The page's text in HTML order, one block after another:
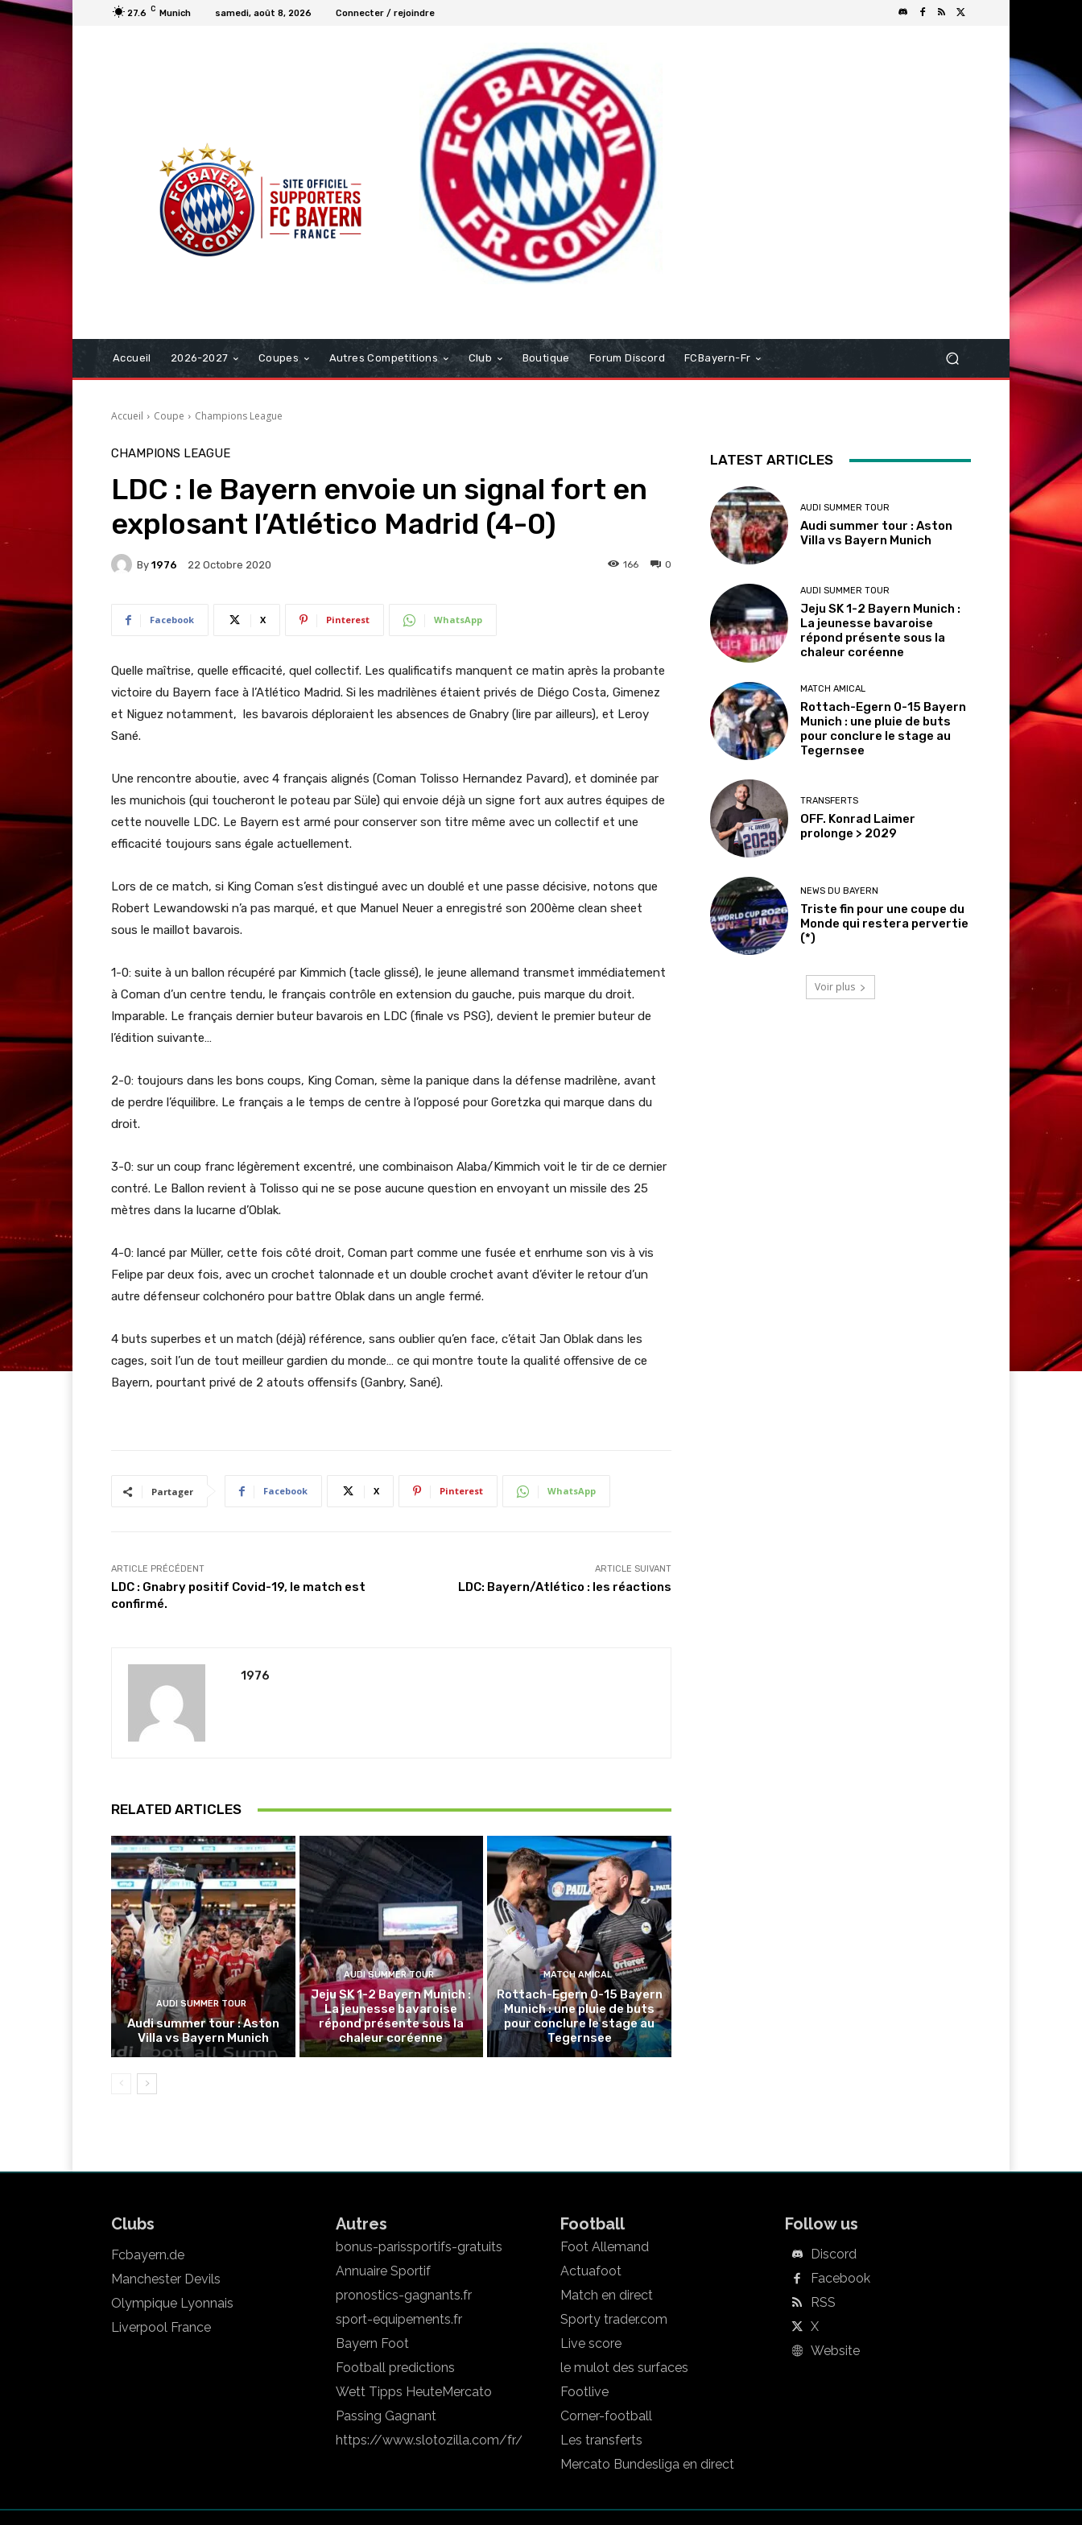
27.6 C Munich samedi, août 8, 2026 Connecter / rejoindre
Accueil 2026-2027 Coupes Autres Competitions Club Boutique Forum Discord FCBayern-Fr
Accueil Coupe Champions League
CHAMPIONS LEAGUE
LDC : le Bayern envoie un signal fort en
explosant l’Atlético Madrid (4-0)
By 1976 22 Octobre 2020 0
166
Facebook X Pinterest WhatsApp
Quelle maîtrise, quelle efficacité, quel collectif. Les qualificatifs manquent ce matin après la probante
victoire du Bayern face à l’Atlético Madrid. Si les madrilènes étaient privés de Diégo Costa, Gimenez
et Niguez notamment, les bavarois déploraient les absences de Gnabry (lire par ailleurs), et Leroy
Sané.
Une rencontre aboutie, avec 4 français alignés (Coman Tolisso Hernandez Pavard), et dominée par
les munichois (qui toucheront le poteau par Süle) qui envoie déjà un signe fort aux autres équipes de
cette nouvelle LDC. Le Bayern est armé pour conserver son titre même avec un collectif et une
efficacité toujours sans égale actuellement.
Lors de ce match, si King Coman s’est distingué avec un doublé et une passe décisive, notons que
Robert Lewandowski n’a pas marqué, et que Manuel Neuer a enregistré son 200ème clean sheet
sous le maillot bavarois.
1-0: suite à un ballon récupéré par Kimmich (tacle glissé), le jeune allemand transmet immédiatement
à Coman d’un centre tendu, le français contrôle en extension du gauche, puis marque du droit.
Imparable. Le français dernier buteur bavarois en LDC (finale vs PSG), devient le premier buteur de
l’édition suivante…
2-0: toujours dans les bons coups, King Coman, sème la panique dans la défense madrilène, avant
de perdre l’équilibre. Le français a le temps de centre à l’opposé pour Goretzka qui marque dans du
droit.
3-0: sur un coup franc légèrement excentré, une combinaison Alaba/Kimmich voit le tir de ce dernier
contré. Le Ballon revient à Tolisso qui ne se pose aucune question en envoyant un missile des 25
mètres dans la lucarne d’Oblak.
4-0: lancé par Müller, cette fois côté droit, Coman part comme une fusée et enrhume son vis à vis
Felipe par deux fois, avec un crochet talonnade et un double crochet avant d’éviter le retour d’un
autre défenseur colchonéro pour battre Oblak dans un angle fermé.
4 buts superbes et un match (déjà) référence, sans oublier qu’en face, c’était Jan Oblak dans les
cages, soit l’un de tout meilleur gardien du monde… ce qui montre toute la qualité offensive de ce
Bayern, pourtant privé de 2 atouts offensifs (Ganbry, Sané).
Partager Facebook X Pinterest WhatsApp
ARTICLE PRÉCÉDENT
LDC : Gnabry positif Covid-19, le match est
confirmé.
ARTICLE SUIVANT
LDC: Bayern/Atlético : les réactions
1976
RELATED ARTICLES
AUDI SUMMER TOUR
Audi summer tour : Aston
Villa vs Bayern Munich
AUDI SUMMER TOUR
Jeju SK 1-2 Bayern Munich :
La jeunesse bavaroise
répond présente sous la
chaleur coréenne
MATCH AMICAL
Rottach-Egern 0-15 Bayern
Munich : une pluie de buts
pour conclure le stage au
Tegernsee
LATEST ARTICLES
AUDI SUMMER TOUR
Audi summer tour : Aston
Villa vs Bayern Munich
AUDI SUMMER TOUR
Jeju SK 1-2 Bayern Munich :
La jeunesse bavaroise
répond présente sous la
chaleur coréenne
MATCH AMICAL
Rottach-Egern 0-15 Bayern
Munich : une pluie de buts
pour conclure le stage au
Tegernsee
TRANSFERTS
OFF. Konrad Laimer
prolonge > 2029
NEWS DU BAYERN
Triste fin pour une coupe du
Monde qui restera pervertie
(*)
Voir plus
Clubs
Fcbayern.de
Manchester Devils
Olympique Lyonnais
Liverpool France
Autres
bonus-parissportifs-gratuits
Annuaire Sportif
pronostics-gagnants.fr
sport-equipements.fr
Bayern Foot
Football predictions
Wett Tipps HeuteMercato
Passing Gagnant
https://www.slotozilla.com/fr/
Football
Foot Allemand
Actuafoot
Match en direct
Sporty trader.com
Live score
le mulot des surfaces
Footlive
Corner-football
Les transferts
Mercato Bundesliga en direct
Follow us
Discord
Facebook
RSS
X
Website